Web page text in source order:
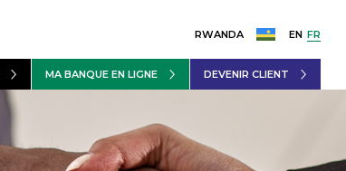
RWANDA FR
EN
DEVENIR CLIENT
MA BANQUE EN LIGNE